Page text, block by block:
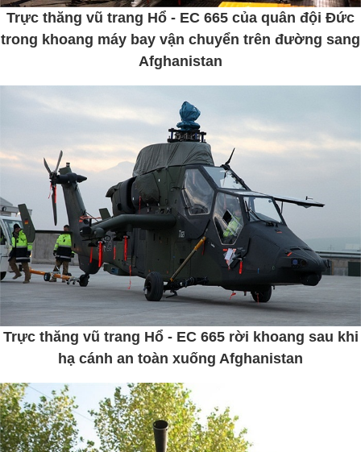
Trực thăng vũ trang Hổ - EC 665 của quân đội Đức
trong khoang máy bay vận chuyển trên đường sang
Afghanistan
Trực thăng vũ trang Hổ - EC 665 rời khoang sau khi
hạ cánh an toàn xuống Afghanistan